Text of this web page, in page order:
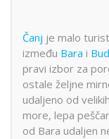
Čanj je malo
između Bara i
pravi izbor za
ostale željne
udaljeno od
more, lepa
od Bara udaljen